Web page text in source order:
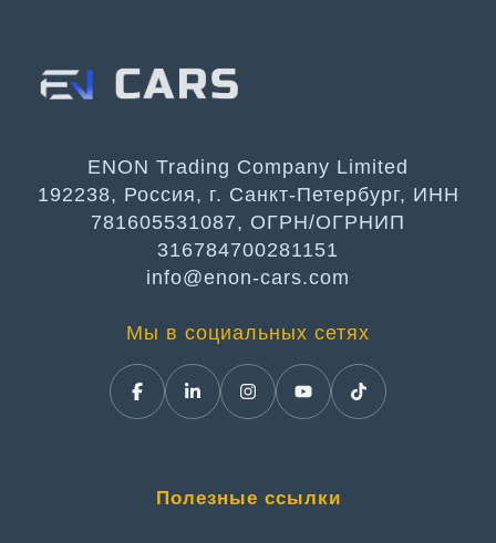
ENON Trading Company Limited
192238, Россия, г. Санкт-Петербург, ИНН
781605531087, ОГРН/ОГРНИП
316784700281151
info@enon-cars.com
Мы в социальных сетях
Полезные ссылки